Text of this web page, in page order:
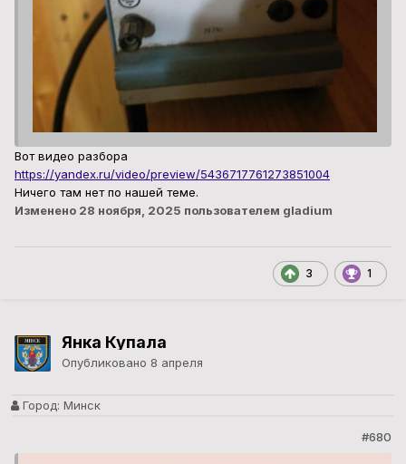
Вот видео разбора
https://yandex.ru/video/preview/5436717761273851004
Ничего там нет по нашей теме.
Изменено 28 ноября, 2025 пользователем gladium
3 1
Янка Купала
Опубликовано 8 апреля
Город: Минск
#680